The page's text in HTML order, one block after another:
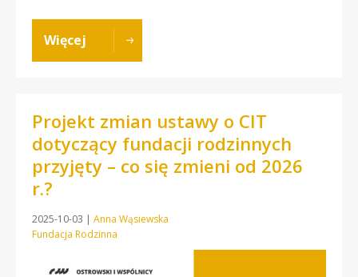
Więcej
Projekt zmian ustawy o CIT
dotyczący fundacji rodzinnych
przyjęty – co się zmieni od 2026
r.?
2025-10-03 | Anna Wąsiewska
Fundacja Rodzinna